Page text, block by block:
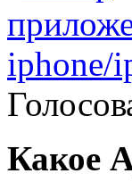
Какое